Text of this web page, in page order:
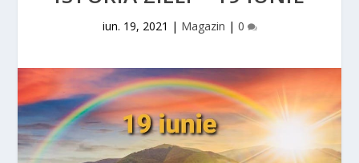
iun. 19, 2021 | Magazin | 0